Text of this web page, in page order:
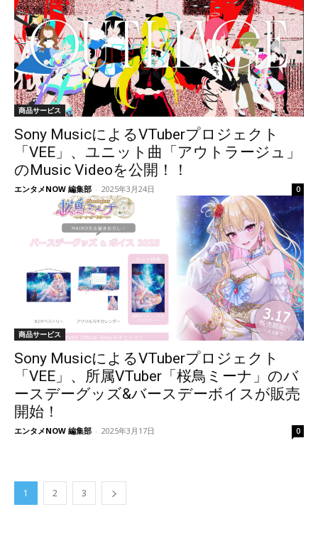
商品サービス
Sony MusicによるVTuberプロジェクト
「VEE」、ユニット曲「アウトラージュ」
のMusic Videoを公開！！
エンタメNOW 編集部 - 2025年3月24日 0
商品サービス
Sony MusicによるVTuberプロジェクト
「VEE」、所属VTuber「桜鳥ミーナ」のバ
ースデーグッズ&バースデーボイスが販売
開始！
エンタメNOW 編集部 - 2025年3月17日 0
1 2 3